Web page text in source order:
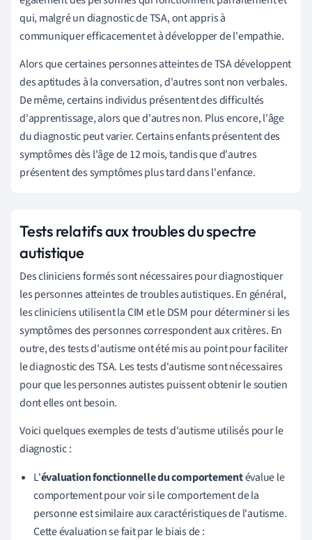
qui, malgré un diagnostic de TSA, ont appris à
communiquer efficacement et à développer de l'empathie.
Alors que certaines personnes atteintes de TSA développent
des aptitudes à la conversation, d'autres sont non verbales.
De même, certains individus présentent des difficultés
d'apprentissage, alors que d'autres non. Plus encore, l'âge
du diagnostic peut varier. Certains enfants présentent des
symptômes dès l'âge de 12 mois, tandis que d'autres
présentent des symptômes plus tard dans l'enfance.
Tests relatifs aux troubles du spectre
autistique
Des cliniciens formés sont nécessaires pour diagnostiquer
les personnes atteintes de troubles autistiques. En général,
les cliniciens utilisent la CIM et le DSM pour déterminer si les
symptômes des personnes correspondent aux critères. En
outre, des tests d'autisme ont été mis au point pour faciliter
le diagnostic des TSA. Les tests d'autisme sont nécessaires
pour que les personnes autistes puissent obtenir le soutien
dont elles ont besoin.
Voici quelques exemples de tests d'autisme utilisés pour le
diagnostic :
L'évaluation fonctionnelle du comportementévalue le
comportement pour voir si le comportement de la
personne est similaire aux caractéristiques de l'autisme.
Cette évaluation se fait par le biais de :